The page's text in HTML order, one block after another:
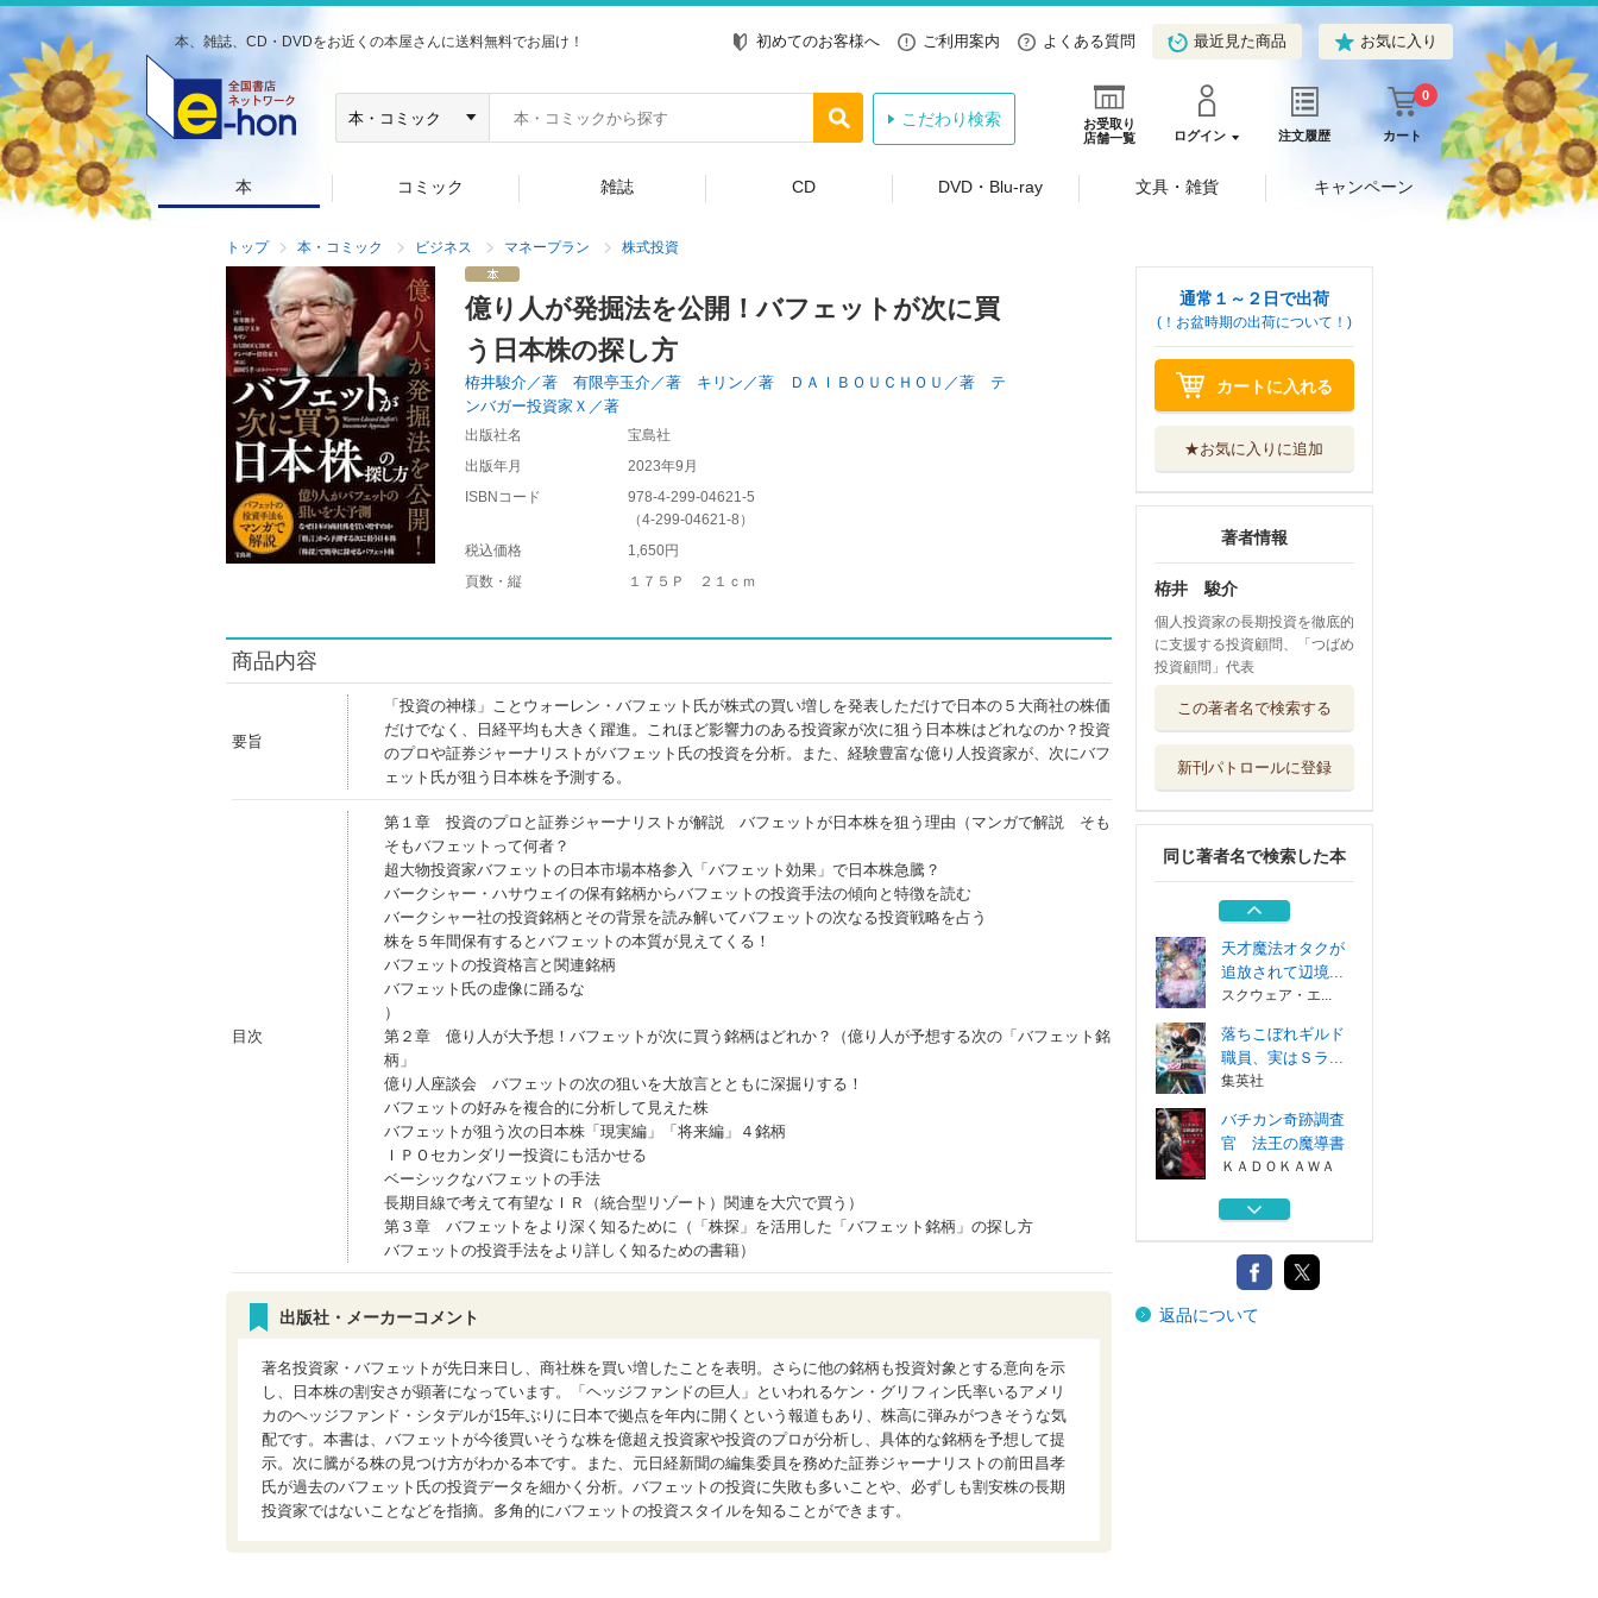
本、雑誌、CD・DVDをお近くの本屋さんに送料無料でお届け！ 初めてのお客様へ ご利用案内 よくある質問 最近見た商品 お気に入り
お受取り
店舗一覧
ログイン 注文履歴 カート
0
こだわり検索
本 コミック 雑誌 CD DVD・Blu-ray 文具・雑貨 キャンペーン
トップ 本・コミック ビジネス マネープラン 株式投資
億り人が発掘法を公開！バフェットが次に買
う日本株の探し方
栫井駿介／著 有限亭玉介／著 キリン／著 ＤＡＩＢＯＵＣＨＯＵ／著 テ
ンバガー投資家Ｘ／著
出版社名
宝島社
出版年月
2023年9月
ISBNコード
978-4-299-04621-5
（4-299-04621-8 ）
税込価格
1,650円
頁数・縦
１７５Ｐ ２１ｃｍ
商品内容
要旨
「投資の神様」ことウォーレン・バフェット氏が株式の買い増しを発表しただけで日本の５大商社の株価
だけでなく、日経平均も大きく躍進。これほど影響力のある投資家が次に狙う日本株はどれなのか？投資
のプロや証券ジャーナリストがバフェット氏の投資を分析。また、経験豊富な億り人投資家が、次にバフ
ェット氏が狙う日本株を予測する。
目次
第１章 投資のプロと証券ジャーナリストが解説 バフェットが日本株を狙う理由（マンガで解説 そも
そもバフェットって何者？
超大物投資家バフェットの日本市場本格参入「バフェット効果」で日本株急騰？
バークシャー・ハサウェイの保有銘柄からバフェットの投資手法の傾向と特徴を読む
バークシャー社の投資銘柄とその背景を読み解いてバフェットの次なる投資戦略を占う
株を５年間保有するとバフェットの本質が見えてくる！
バフェットの投資格言と関連銘柄
バフェット氏の虚像に踊るな
）
第２章 億り人が大予想！バフェットが次に買う銘柄はどれか？（億り人が予想する次の「バフェット銘
柄」
億り人座談会 バフェットの次の狙いを大放言とともに深掘りする！
バフェットの好みを複合的に分析して見えた株
バフェットが狙う次の日本株「現実編」「将来編」４銘柄
ＩＰＯセカンダリー投資にも活かせる
ベーシックなバフェットの手法
長期目線で考えて有望なＩＲ（統合型リゾート）関連を大穴で買う）
第３章 バフェットをより深く知るために（「株探」を活用した「バフェット銘柄」の探し方
バフェットの投資手法をより詳しく知るための書籍）
出版社・メーカーコメント
著名投資家・バフェットが先日来日し、商社株を買い増したことを表明。さらに他の銘柄も投資対象とする意向を示
し、日本株の割安さが顕著になっています。「ヘッジファンドの巨人」といわれるケン・グリフィン氏率いるアメリ
カのヘッジファンド・シタデルが15年ぶりに日本で拠点を年内に開くという報道もあり、株高に弾みがつきそうな気
配です。本書は、バフェットが今後買いそうな株を億超え投資家や投資のプロが分析し、具体的な銘柄を予想して提
示。次に騰がる株の見つけ方がわかる本です。また、元日経新聞の編集委員を務めた証券ジャーナリストの前田昌孝
氏が過去のバフェット氏の投資データを細かく分析。バフェットの投資に失敗も多いことや、必ずしも割安株の長期
投資家ではないことなどを指摘。多角的にバフェットの投資スタイルを知ることができます。
通常１～２日で出荷
(！お盆時期の出荷について！)
カートに入れる
★お気に入りに追加
著者情報
栫井 駿介
個人投資家の長期投資を徹底的
に支援する投資顧問、「つばめ
投資顧問」代表
この著者名で検索する
新刊パトロールに登録
同じ著者名で検索した本
官 法王の魔導書
意地悪な母と姉に
ＫＡＤＯＫＡＷＡ
ザ・ベストミステ
リーズ 推理小...
講談社
天才魔法オタクが
追放されて辺境...
スクウェア・エ...
落ちこぼれギルド
職員、実はＳラ...
集英社
バチカン奇跡調査
官 法王の魔導書
ＫＡＤＯＫＡＷＡ
意地悪な母と姉に
ＫＡＤＯＫＡＷＡ
ザ・ベストミステ
リーズ 推理小...
返品について